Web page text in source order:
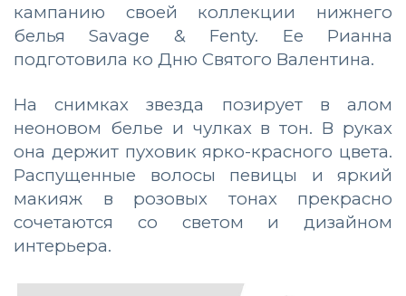
кампанию своей коллекции нижнего
белья Savage & Fenty. Ее Рианна
подготовила ко Дню Святого Валентина.
На снимках звезда позирует в алом
неоновом белье и чулках в тон. В руках
она держит пуховик ярко-красного цвета.
Распущенные волосы певицы и яркий
макияж в розовых тонах прекрасно
сочетаются со светом и дизайном
интерьера.